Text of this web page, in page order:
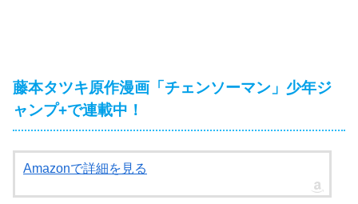
藤本タツキ原作漫画「チェンソーマン」少年ジ
ャンプ+で連載中！
Amazonで詳細を見る